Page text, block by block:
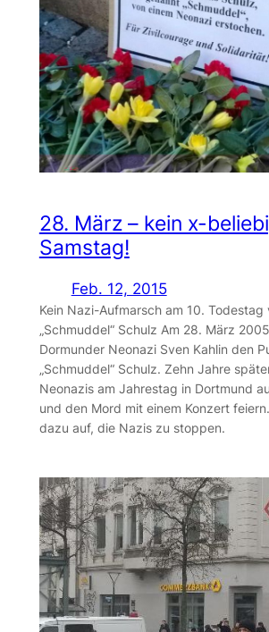
28. März – kein x-
Samstag!
Feb. 12, 2015
Kein Nazi-Aufmarsch am 10. Todestag
„Schmuddel“ Schulz Am 28. März
Dormunder Neonazi Sven Kahlin den
„Schmuddel“ Schulz. Zehn Jahre
Neonazis am Jahrestag in Dortmund
und den Mord mit einem Konzert
dazu auf, die Nazis zu stoppen.